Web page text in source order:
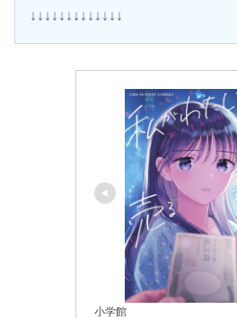
↓↓↓↓↓↓↓↓↓↓↓↓↓
小学館